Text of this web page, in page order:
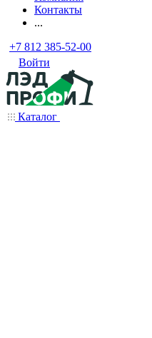
Контакты
...
+7 812 385-52-00
Войти
Каталог